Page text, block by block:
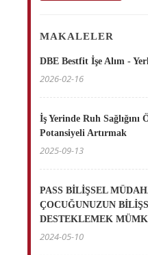
MAKALELER
DBE Bestfit İşe Alım -
2026-02-16
İş Yerinde Ruh
Potansiyeli Artırmak
2025-09-13
PASS BİLİŞSEL
ÇOCUĞUNUZUN
DESTEKLEMEK
2024-05-10